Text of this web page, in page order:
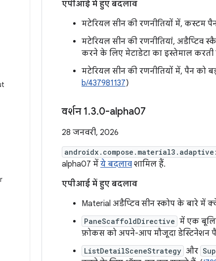
एपीआई में हुए बदलाव
मटेरियल सीन की रणनीतियों में, कस्टम
मटेरियल सीन की रणनीतियां, अडैप्टिव
करने के लिए मेटाडेटा का इस्तेमाल करती
मटेरियल सीन की रणनीतियों में, पैन को
b/437981137)
वर्शन 1.3.0-alpha07
28 जनवरी, 2026
alpha07 में ये बदलाव शामिल हैं.
एपीआई में हुए बदलाव
Material अडैप्टिव सीन स्कोप के बारे में
PaneScaffoldDirective में एक
फ़ोकस को अपने-आप मौजूदा डेस्टिनेशन
ListDetailSceneStrategy और